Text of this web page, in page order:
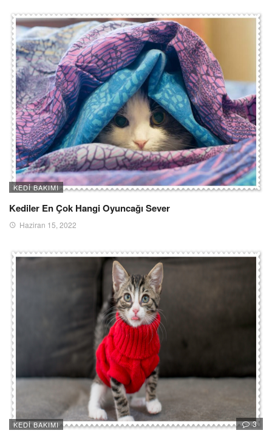
KEDI BAKIMI
Kediler En Çok Hangi Oyuncağı Sever
Haziran 15, 2022
KEDI BAKIMI 3